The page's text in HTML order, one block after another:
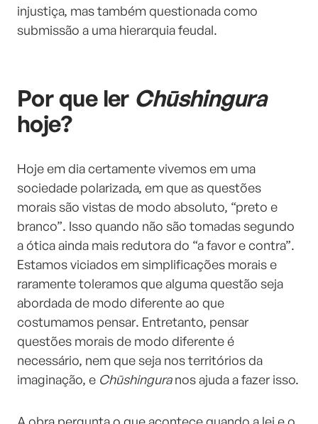
injustiça, mas também questionada como
submissão a uma hierarquia feudal.
Por que ler Chūshingura
hoje?
Hoje em dia certamente vivemos em uma
sociedade polarizada, em que as questões
morais são vistas de modo absoluto, “preto e
branco”. Isso quando não são tomadas segundo
a ótica ainda mais redutora do “a favor e contra”.
Estamos viciados em simplificações morais e
raramente toleramos que alguma questão seja
abordada de modo diferente ao que
costumamos pensar. Entretanto, pensar
questões morais de modo diferente é
necessário, nem que seja nos territórios da
imaginação, e Chūshinguranos ajuda a fazer isso.